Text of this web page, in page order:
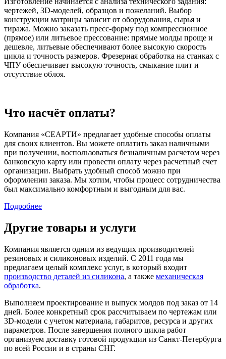
чертежей, 3D‑моделей, образцов и пожеланий. Выбор
конструкции матрицы зависит от оборудования, сырья и
тиража. Можно заказать пресс-форму под компрессионное
(прямое) или литьевое прессование: прямые молды проще и
дешевле, литьевые обеспечивают более высокую скорость
цикла и точность размеров. Фрезерная обработка на станках с
ЧПУ обеспечивает высокую точность, смыкание плит и
отсутствие облоя.
Что насчёт оплаты?
Компания «СЕАРТИ» предлагает удобные способы оплаты
для своих клиентов. Вы можете оплатить заказ наличными
при получении, воспользоваться безналичным расчетом через
банковскую карту или провести оплату через расчетный счет
организации. Выбрать удобный способ можно при
оформлении заказа. Мы хотим, чтобы процесс сотрудничества
был максимально комфортным и выгодным для вас.
Подробнее
Другие товары и услуги
Компания является одним из ведущих производителей
резиновых и силиконовых изделий. С 2011 года мы
предлагаем целый комплекс услуг, в который входит
производство деталей из силикона, а также механическая
обработка.
Выполняем проектирование и выпуск молдов под заказ от 14
дней. Более конкретный срок рассчитываем по чертежам или
3D‐модели с учетом материала, габаритов, ресурса и других
параметров. После завершения полного цикла работ
организуем доставку готовой продукции из Санкт‐Петербурга
по всей России и в страны СНГ.